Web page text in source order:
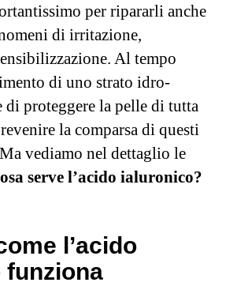
per ripararli anche
di irritazione,
Al tempo
di uno strato idro-
proteggere la pelle di tutta
la comparsa di questi
vediamo nel dettaglio le
serve l’acido ialuronico?
l’acido